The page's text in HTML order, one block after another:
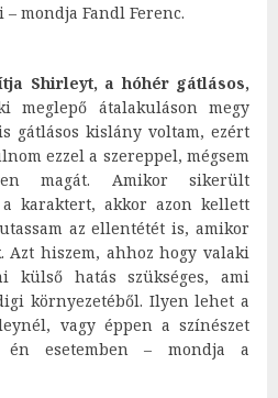
mondja Fandl Ferenc.
Shirleyt, a hóhér gátlásos,
meglepő átalakuláson megy
gátlásos kislány voltam, ezért
ezzel a szereppel, mégsem
magát. Amikor sikerült
karaktert, akkor azon kellett
az ellentétét is, amikor
hiszem, ahhoz hogy valaki
külső hatás szükséges, ami
környezetéből. Ilyen lehet a
vagy éppen a színészet
én esetemben – mondja a